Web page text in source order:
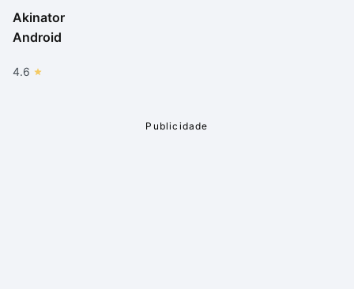
Akinator
Android
4.6